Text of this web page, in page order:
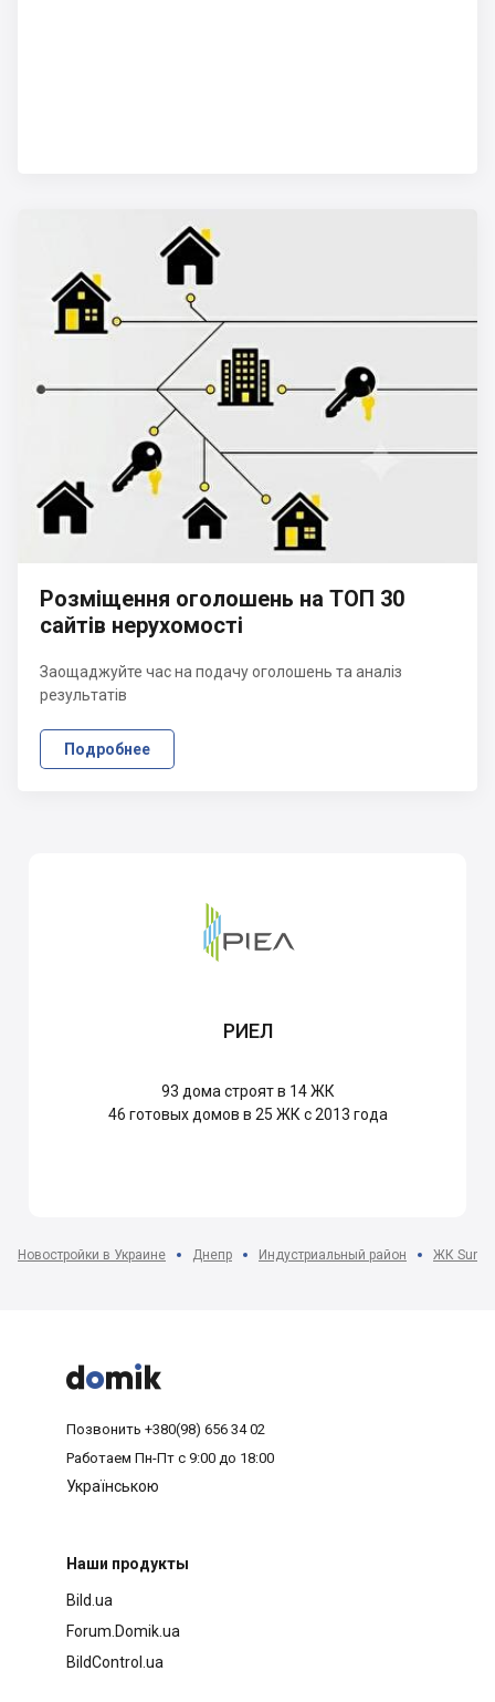
Розміщення оголошень на ТОП 30
сайтів нерухомості
Заощаджуйте час на подачу оголошень та аналіз
результатів
Подробнее
РИЕЛ
93 дома строят в 14 ЖК
46 готовых домов в 25 ЖК с 2013 года
Новостройки в Украине Днепр Индустриальный район ЖК



Позвонить +380(98) 656 34 02
Работаем Пн-Пт с 9:00 до 18:00
Українською
Наши продукты
Bild.ua
Forum.Domik.ua
BildControl.ua